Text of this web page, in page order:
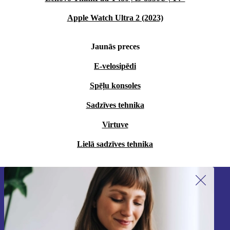
Apple Watch Ultra 2 (2023)
Jaunās preces
E-velosipēdi
Spēļu konsoles
Sadzīves tehnika
Virtuve
Lielā sadzīves tehnika
Piesakieties mūsu jaunumu
saņemšanai!
Nekad vairs nepalaidiet garām nevienu
piedāvājumu.